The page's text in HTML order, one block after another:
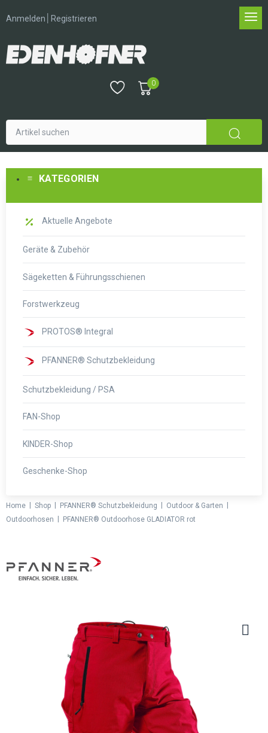
Anmelden Registrieren
0
KATEGORIEN
Aktuelle Angebote
Geräte & Zubehör
Sägeketten & Führungsschienen
Forstwerkzeug
PROTOS® Integral
PFANNER® Schutzbekleidung
Schutzbekleidung / PSA
FAN-Shop
KINDER-Shop
Geschenke-Shop
Home Shop PFANNER® Schutzbekleidung Outdoor & Garten
Outdoorhosen
PFANNER® Outdoorhose GLADIATOR rot